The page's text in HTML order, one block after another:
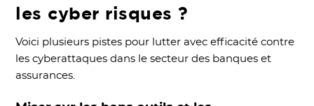
les cyber risques ?
Voici plusieurs pistes pour lutter avec efficacité contre
les cyberattaques dans le secteur des banques et
assurances.